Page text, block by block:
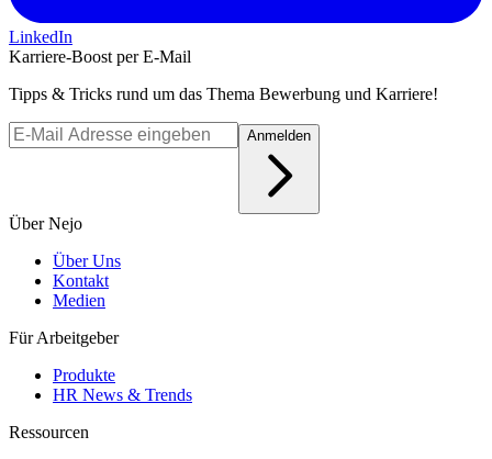
LinkedIn
Karriere-Boost per E-Mail
Tipps & Tricks rund um das Thema Bewerbung und Karriere!
Anmelden
Über Nejo
Über Uns
Kontakt
Medien
Für Arbeitgeber
Produkte
HR News & Trends
Ressourcen